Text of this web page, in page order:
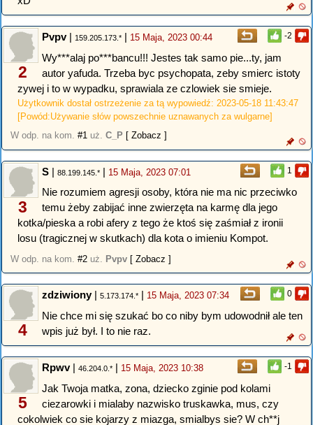
-2
2
Pvpv| 159.205.173.* | 15 Maja, 2023 00:44
Wy***alaj po***bancu!!! Jestes tak samo pie...ty, jam
autor yafuda. Trzeba byc psychopata, zeby smierc istoty
zywej i to w wypadku, sprawiala ze czlowiek sie smieje.
Użytkownik dostał ostrzeżenie za tą wypowiedź: 2023-05-18 11:43:47
[Powód:Używanie słów powszechnie uznawanych za wulgarne]
W odp. na kom. #1 uż. C_P [ Zobacz ]
1
3
S | 88.199.145.* | 15 Maja, 2023 07:01
Nie rozumiem agresji osoby, która nie ma nic przeciwko
temu żeby zabijać inne zwierzęta na karmę dla jego
kotka/pieska a robi afery z tego że ktoś się zaśmiał z ironii
losu (tragicznej w skutkach) dla kota o imieniu Kompot.
W odp. na kom. #2 uż. Pvpv [ Zobacz ]
0
4
zdziwiony| 5.173.174.* | 15 Maja, 2023 07:34
Nie chce mi się szukać bo co niby bym udowodnił ale ten
wpis już był. I to nie raz.
-1
5
Rpwv| 46.204.0.* | 15 Maja, 2023 10:38
Jak Twoja matka, zona, dziecko zginie pod kolami
ciezarowki i mialaby nazwisko truskawka, mus, czy
cokolwiek co sie kojarzy z miazga, smialbys sie? W ch**j